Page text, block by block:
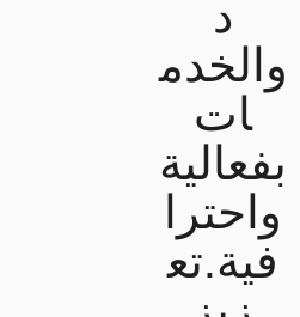
د
والخدم
ات
بفعالية
واحترا
فية.تع